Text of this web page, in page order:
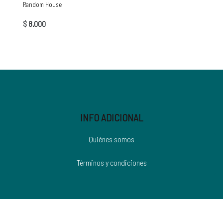
Random House
$ 8.000
INFO ADICIONAL
Quiénes somos
Términos y condiciones